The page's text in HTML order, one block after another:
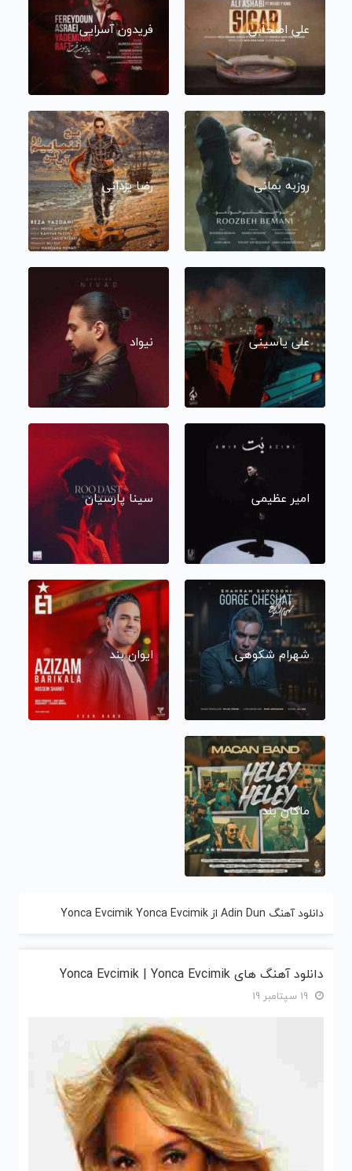
علی اصحابی فریدون آسرایی
روزبه بمانی رضا یزدانی
علی یاسینی نیواد
امیر عظیمی سینا پارسیان
شهرام شکوهی ایوان بند
ماکان بند
دانلود آهنگ Adin Dun از Yonca Evcimik Yonca Evcimik
دانلود آهنگ های Yonca Evcimik | Yonca Evcimik